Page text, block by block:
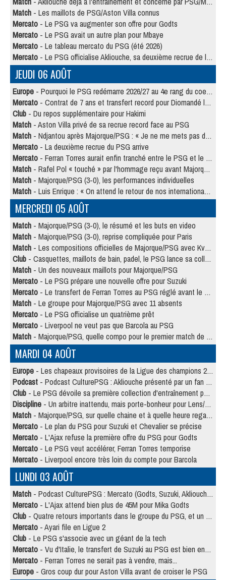
Match - Les maillots de PSG/Aston Villa connus
Mercato - Le PSG va augmenter son offre pour Godts
Mercato - Le PSG avait un autre plan pour Mbaye
Mercato - Le tableau mercato du PSG (été 2026)
Mercato - Le PSG officialise Akliouche, sa deuxième recrue de l’été
JEUDI 06 AOÛT
Europe - Pourquoi le PSG redémarre 2026/27 au 4e rang du coefficient UEFA
Mercato - Contrat de 7 ans et transfert record pour Diomandé loin du PSG
Club - Du repos supplémentaire pour Hakimi
Match - Aston Villa privé de sa recrue record face au PSG
Match - Ndjantou après Majorque/PSG : « Je ne me mets pas de plafond »
Mercato - La deuxième recrue du PSG arrive
Mercato - Ferran Torres aurait enfin tranché entre le PSG et le Barça
Match - Rafel Pol « touché » par l'hommage reçu avant Majorque/PSG
Match - Majorque/PSG (3-0), les performances individuelles
Match - Luis Enrique : « On attend le retour de nos internationaux »
MERCREDI 05 AOÛT
Match - Majorque/PSG (3-0), le résumé et les buts en video
Match - Majorque/PSG (3-0), reprise compliquée pour Paris
Match - Les compositions officielles de Majorque/PSG avec Kvara et de nombreux jeunes
Club - Casquettes, maillots de bain, padel, le PSG lance sa collection été
Match - Un des nouveaux maillots pour Majorque/PSG
Mercato - Le PSG prépare une nouvelle offre pour Suzuki
Mercato - Le transfert de Ferran Torres au PSG réglé avant le 12 août ?
Match - Le groupe pour Majorque/PSG avec 11 absents
Mercato - Le PSG officialise un quatrième prêt
Mercato - Liverpool ne veut pas que Barcola au PSG
Match - Majorque/PSG, quelle compo pour le premier match de la saison 2026/27 ?
MARDI 04 AOÛT
Europe - Les chapeaux provisoires de la Ligue des champions 2026/27
Podcast - Podcast CulturePSG : Akliouche présenté par un fan de Monaco
Club - Le PSG dévoile sa première collection d'entraînement pour 2026/2027
Discipline - Un arbitre inattendu, mais porte-bonheur pour Lens/PSG
Match - Majorque/PSG, sur quelle chaine et à quelle heure regarder le match ?
Mercato - Le plan du PSG pour Suzuki et Chevalier se précise
Mercato - L'Ajax refuse la première offre du PSG pour Godts
Mercato - Le PSG veut accélérer, Ferran Torres temporise
Mercato - Liverpool encore très loin du compte pour Barcola
LUNDI 03 AOÛT
Match - Podcast CulturePSG : Mercato (Godts, Suzuki, Akliouche, Barcola, etc)
Mercato - L'Ajax attend bien plus de 45M pour Mika Godts
Club - Quatre retours importants dans le groupe du PSG, et un plus discret
Mercato - Ayari file en Ligue 2
Club - Le PSG s'associe avec un géant de la tech
Mercato - Vu d'Italie, le transfert de Suzuki au PSG est bien engagé
Mercato - Ferran Torres ne serait pas à vendre, mais...
Europe - Gros coup dur pour Aston Villa avant de croiser le PSG